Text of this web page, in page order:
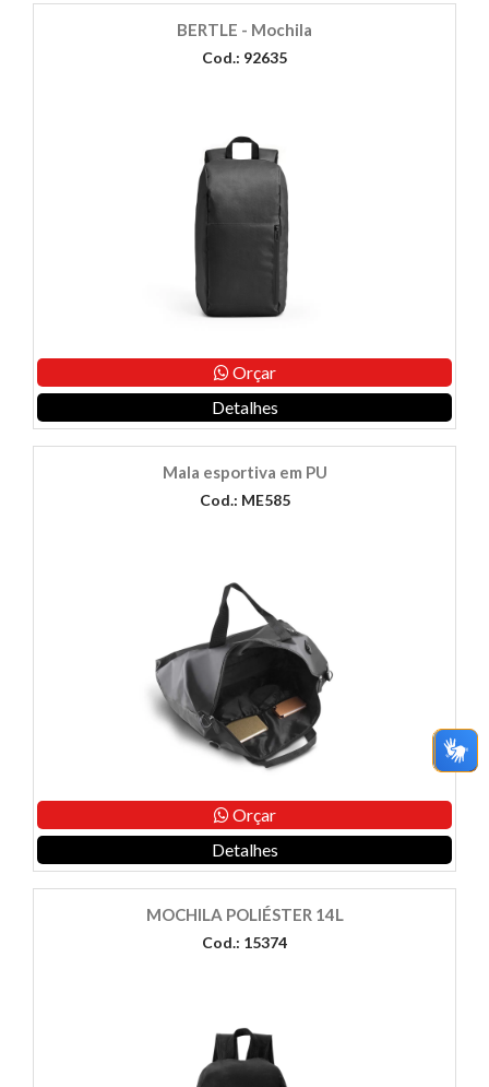
BERTLE - Mochila
Cod.: 92635
Orçar
Detalhes
Mala esportiva em PU
Cod.: ME585
Orçar
Detalhes
MOCHILA POLIÉSTER 14L
Cod.: 15374